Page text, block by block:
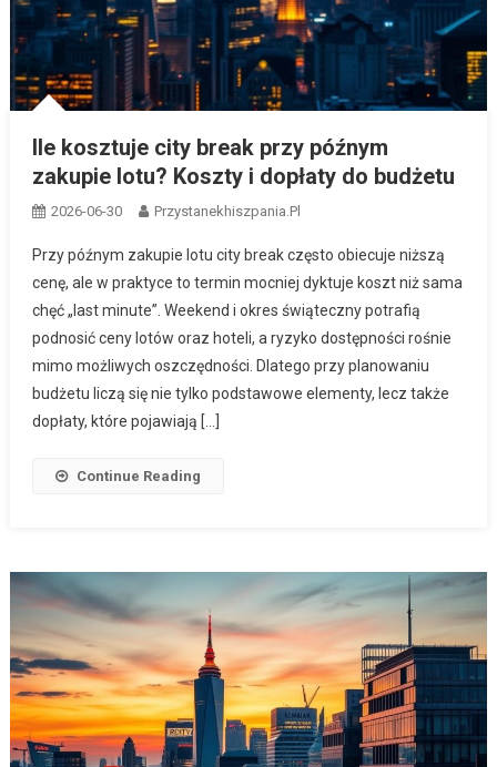
Ile kosztuje city break przy późnym
zakupie lotu? Koszty i dopłaty do budżetu
2026-06-30 Przystanekhiszpania.pl
Przy późnym zakupie lotu city break często obiecuje niższą
cenę, ale w praktyce to termin mocniej dyktuje koszt niż sama
chęć „last minute”. Weekend i okres świąteczny potrafią
podnosić ceny lotów oraz hoteli, a ryzyko dostępności rośnie
mimo możliwych oszczędności. Dlatego przy planowaniu
budżetu liczą się nie tylko podstawowe elementy, lecz także
dopłaty, które pojawiają […]
Continue Reading